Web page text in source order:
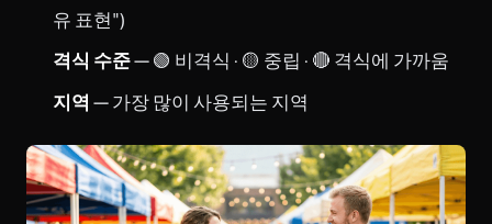
유 표현")
격식 수준— 🟢 비격식 · 🟡 중립 · 🔴 격식에 가까움
지역 — 가장 많이 사용되는 지역